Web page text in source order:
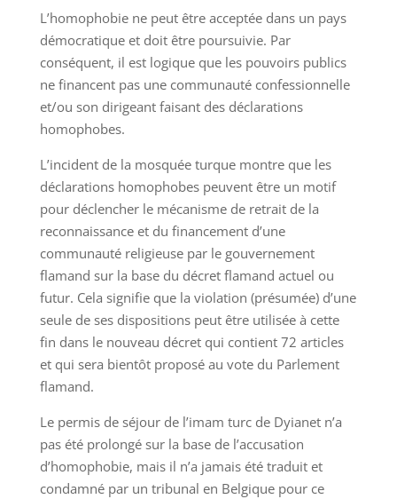
L’homophobie ne peut être acceptée dans un pays
démocratique et doit être poursuivie. Par
conséquent, il est logique que les pouvoirs publics
ne financent pas une communauté confessionnelle
et/ou son dirigeant faisant des déclarations
homophobes.
L’incident de la mosquée turque montre que les
déclarations homophobes peuvent être un motif
pour déclencher le mécanisme de retrait de la
reconnaissance et du financement d’une
communauté religieuse par le gouvernement
flamand sur la base du décret flamand actuel ou
futur. Cela signifie que la violation (présumée) d’une
seule de ses dispositions peut être utilisée à cette
fin dans le nouveau décret qui contient 72 articles
et qui sera bientôt proposé au vote du Parlement
flamand.
Le permis de séjour de l’imam turc de Dyianet n’a
pas été prolongé sur la base de l’accusation
d’homophobie, mais il n’a jamais été traduit et
condamné par un tribunal en Belgique pour ce